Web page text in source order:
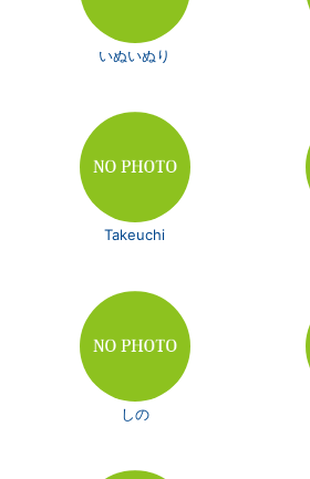
いぬいぬり
Takeuchi
しの